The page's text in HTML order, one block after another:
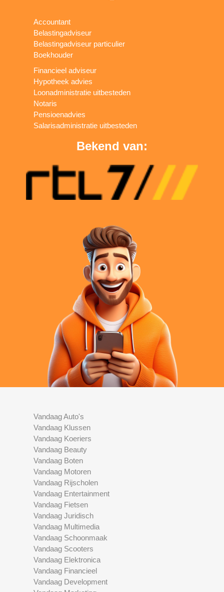
Accountant
Belastingadviseur
Belastingadviseur particulier
Boekhouder
Financieel adviseur
Hypotheek advies
Loonadministratie uitbesteden
Notaris
Pensioenadvies
Salarisadministratie uitbesteden
Bekend van:
Vandaag Auto's
Vandaag Klussen
Vandaag Koeriers
Vandaag Beauty
Vandaag Boten
Vandaag Motoren
Vandaag Rijscholen
Vandaag Entertainment
Vandaag Fietsen
Vandaag Juridisch
Vandaag Multimedia
Vandaag Schoonmaak
Vandaag Scooters
Vandaag Elektronica
Vandaag Financieel
Vandaag Development